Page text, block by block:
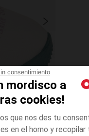
consentimiento
mordisco a
cookies!
que nos des tu
en el horno y recopilar